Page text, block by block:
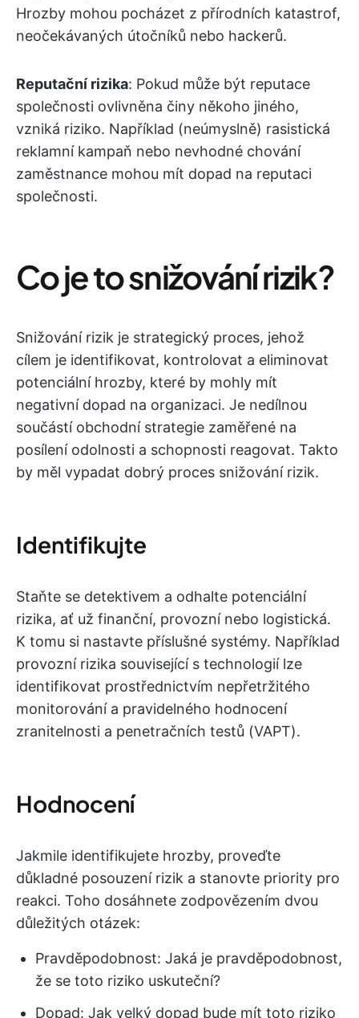
Hrozby mohou pocházet z přírodních katastrof,
neočekávaných útočníků nebo hackerů.
Reputační rizika: Pokud může být reputace
společnosti ovlivněna činy někoho jiného,
vzniká riziko. Například (neúmyslně) rasistická
reklamní kampaň nebo nevhodné chování
zaměstnance mohou mít dopad na reputaci
společnosti.
Co je to snižování rizik?
Snižování rizik je strategický proces, jehož
cílem je identifikovat, kontrolovat a eliminovat
potenciální hrozby, které by mohly mít
negativní dopad na organizaci. Je nedílnou
součástí obchodní strategie zaměřené na
posílení odolnosti a schopnosti reagovat. Takto
by měl vypadat dobrý proces snižování rizik.
Identifikujte
Staňte se detektivem a odhalte potenciální
rizika, ať už finanční, provozní nebo logistická.
K tomu si nastavte příslušné systémy. Například
provozní rizika související s technologií lze
identifikovat prostřednictvím nepřetržitého
monitorování a pravidelného hodnocení
zranitelnosti a penetračních testů (VAPT).
Hodnocení
Jakmile identifikujete hrozby, proveďte
důkladné posouzení rizik a stanovte priority pro
reakci. Toho dosáhnete zodpovězením dvou
důležitých otázek:
Pravděpodobnost: Jaká je pravděpodobnost,
že se toto riziko uskuteční?
Dopad: Jak velký dopad bude mít toto riziko